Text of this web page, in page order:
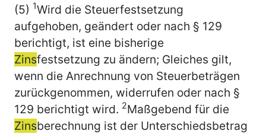
(5) 1Wird die Steuerfestsetzung
aufgehoben, geändert oder nach § 129
berichtigt, ist eine bisherige
Zinsfestsetzung zu ändern; Gleiches gilt,
wenn die Anrechnung von Steuerbeträgen
zurückgenommen, widerrufen oder nach §
129 berichtigt wird. 2Maßgebend für die
Zinsberechnung ist der Unterschiedsbetrag